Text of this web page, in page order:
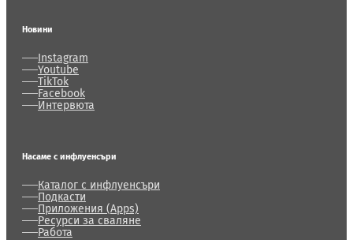
Новини
Instagram
Youtube
TikTok
Facebook
Интервюта
Насаме с инфлуенсъри
Каталог с инфлуенсъри
Подкасти
Приложения (Apps)
Ресурси за сваляне
Работа